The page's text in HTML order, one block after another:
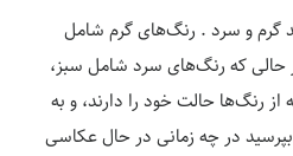
گرم و سرد . رنگ‌های گرم شامل
حالی که رنگ‌های سرد شامل سبز،
رنگ‌ها حالت خود را دارند، و به
در چه زمانی در حال عکاسی